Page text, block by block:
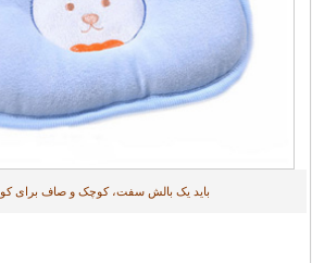
باید یک بالش سفت، کوچک و صاف برای